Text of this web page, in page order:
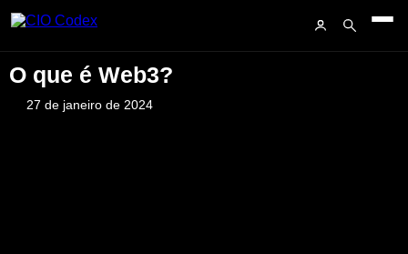
O que é Web3?
27 de janeiro de 2024